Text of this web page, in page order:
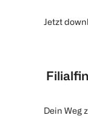
Jetzt
Dein Weg